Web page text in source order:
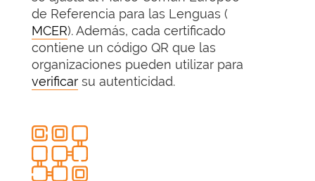
de Referencia para las Lenguas (
MCER). Además, cada certificado
contiene un código QR que las
organizaciones pueden utilizar para
verificar su autenticidad.